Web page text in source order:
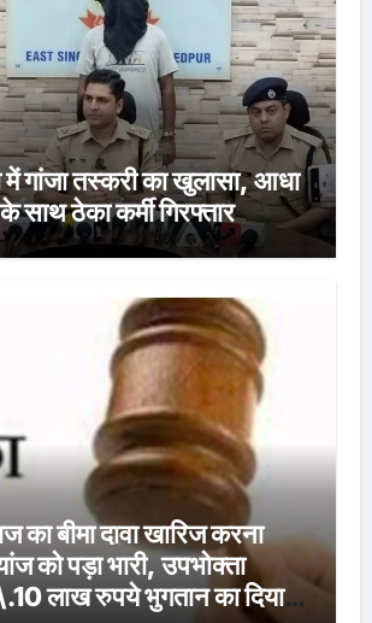
गांजा तस्करी का खुलासा, आधा
साथ ठेका कर्मी गिरफ्तार
का बीमा दावा खारिज करना
को पड़ा भारी, उपभोक्ता
लाख रुपये भुगतान का दिया